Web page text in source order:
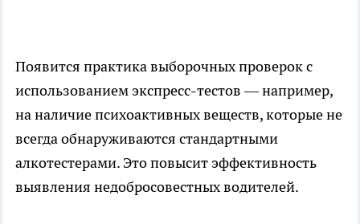
Появится практика выборочных проверок с
использованием экспресс-тестов — например,
на наличие психоактивных веществ, которые не
всегда обнаруживаются стандартными
алкотестерами. Это повысит эффективность
выявления недобросовестных водителей.